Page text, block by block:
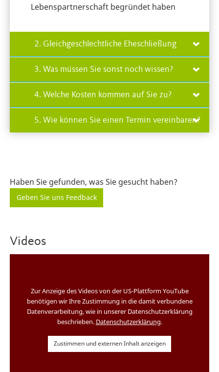
Lebenspartnerschaft begründet haben
2. Gleichgeschlechtliche Eheschließung
3. Was müssen Sie sonst noch wissen?
4. Welche Kosten kommen auf Sie zu?
5. Wie können Sie einen Termin vereinbaren?
Haben Sie gefunden, was Sie gesucht haben?
Geben Sie uns Feedback
Videos
Zur Anzeige des Videos von der US-Plattform YouTube
benötigen wir Ihre Zustimmung in die damit verbundene
Datenverarbeitung, wie in unserer Datenschutzerklärung
beschrieben. Datenschutzerklärung.
Zustimmen und externen Inhalt anzeigen